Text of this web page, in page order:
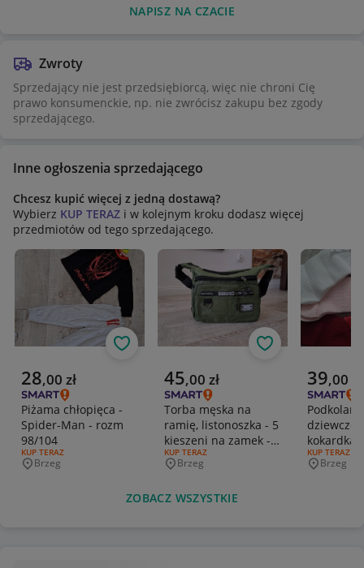
NAPISZ NA CZACIE
Zwroty
Sprzedający nie jest przedsiębiorcą, więc nie chroni Cię
prawo konsumenckie, np. nie zwrócisz zakupu bez zgody
sprzedającego.
Inne ogłoszenia sprzedającego
Chcesz kupić więcej z jedną dostawą?
Wybierz KUP TERAZ i w kolejnym kroku dodasz więcej
przedmiotów od tego sprzedającego.
Aktualna cena
28,00 zł
Piżama chłopięca -
Spider-Man - rozm
98/104
RODZAJ OFERTY:
KUP TERAZ
Miejscowość
Brzeg
Obserwuj
Aktualna cena
45,00 zł
Torba męska na
ramię, listonoszka - 5
kieszeni na zamek -
zielona
RODZAJ OFERTY:
KUP TERAZ
Miejscowość
Brzeg
Obserwuj
Aktualna
39,00
biał,
12-36 m-
RODZAJ
KUP TERAZ
Brzeg
ZOBACZ WSZYSTKIE